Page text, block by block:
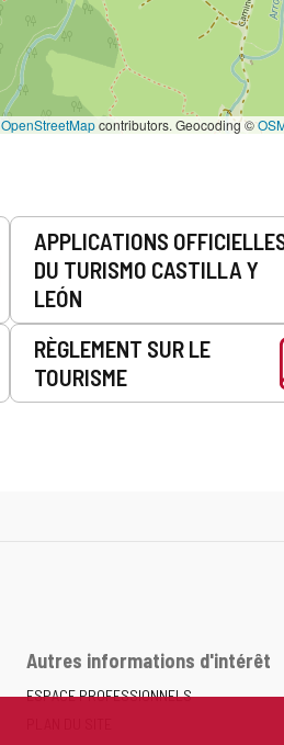
OpenStreetMapcontributors. Geocoding ©
APPLICATIONS
DU TURISMO CASTILLA Y
LEÓN
RÈGLEMENT SUR LE
TOURISME
Autres informations d'intérêt
ESPACE PROFESSIONNELS